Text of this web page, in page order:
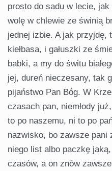
prosto do sadu w lecie, jak
wolę w chlewie ze świnią
jednej izbie. A jak przyjdę,
kiełbasa, i gałuszki ze
babki, a my do świtu
jej, dureń nieczesany, tak
pijaństwo Pan Bóg. W
czasach pan, niemłody
to po naszemu, ni to po
nazwisko, bo zawsze pani
niego list albo paczkę
czasów, a on znów